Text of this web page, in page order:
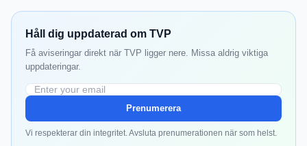
Håll dig uppdaterad om TVP
Få aviseringar direkt när TVP ligger nere. Missa aldrig viktiga
uppdateringar.
Prenumerera
Vi respekterar din integritet. Avsluta prenumerationen när som helst.